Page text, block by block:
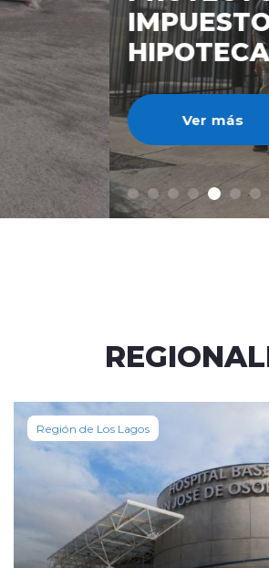
IMPUESTO AL
HIPOTECARIO A
Ver más
Región de Los Lagos